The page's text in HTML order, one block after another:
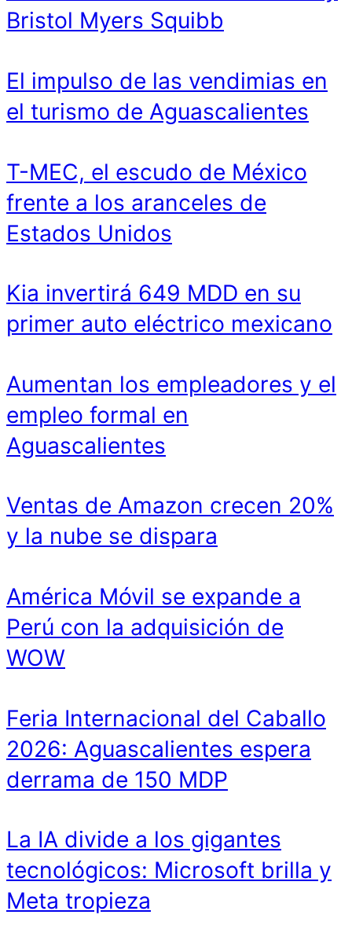
Bristol Myers Squibb
El impulso de las vendimias en
el turismo de Aguascalientes
T-MEC, el escudo de México
frente a los aranceles de
Estados Unidos
Kia invertirá 649 MDD en su
primer auto eléctrico mexicano
Aumentan los empleadores y el
empleo formal en
Aguascalientes
Ventas de Amazon crecen 20%
y la nube se dispara
América Móvil se expande a
Perú con la adquisición de
WOW
Feria Internacional del Caballo
2026: Aguascalientes espera
derrama de 150 MDP
La IA divide a los gigantes
tecnológicos: Microsoft brilla y
Meta tropieza